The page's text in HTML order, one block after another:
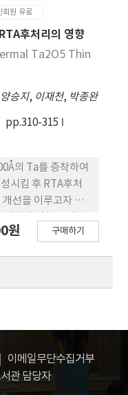
합분말로부터 제
c m2의 압력으
기공도는 45%이었
의 온도로 1시
다공성재료 제조시
료 내의 기공에 관
는 가능성을 확인
회원 유료
후처리의 영향
Ta2O5 Thin
양승지, 이재천, 박종완
pp.310-315
의 Ta를 증착하여
시킴 후 RTA후처
선을 이루고자 하
으나 결정화 온도 이
RTA효과는 RTA
shift가 RTA 시
의 치밀화에 의한
원 구매하기
이메일무단수집거부
관 담당자